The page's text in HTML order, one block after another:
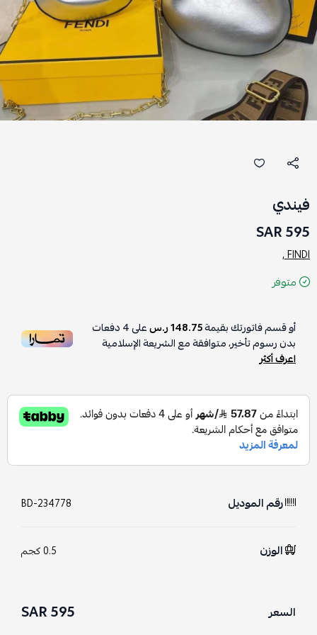
فيندي
595 SAR
FINDI ,
متوفر
أو قسم فاتورتك بقيمة148.75 ر.س على4دفعات
بدون رسوم تأخير، متوافقة مع الشريعة الإسلامية
اعرف أكثر
رقم الموديل BD-234778
الوزن 0.5 كجم
السعر 595 SAR